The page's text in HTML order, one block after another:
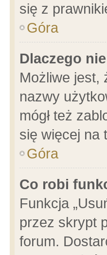
się z
Góra
Dlaczego
Możliwe jest,
nazwy
mógł też
się więcej na
Góra
Co robi
Funkcja
przez skrypt
forum.